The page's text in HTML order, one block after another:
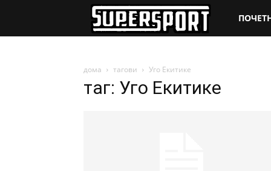
дома тагови Уго Екитике
таг: Уго Екитике